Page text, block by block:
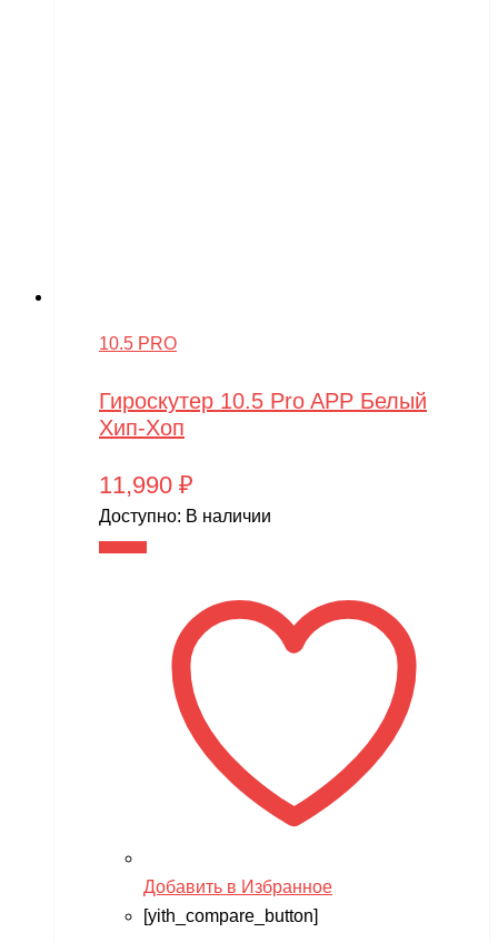
10.5 PRO
Гироскутер 10.5 Pro APP Белый
Хип-Хоп
11,990 ₽
Доступно: В наличии
Добавить в Избранное
[yith_compare_button]